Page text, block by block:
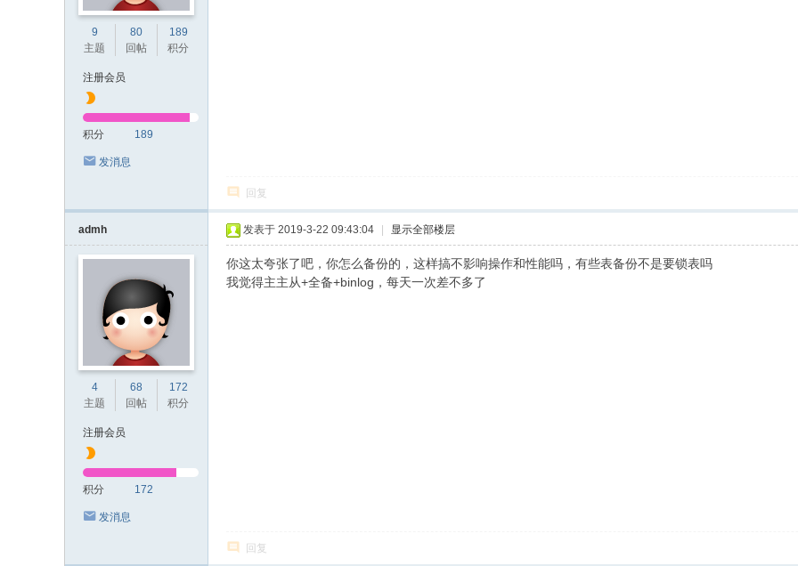
9
主题
80
回帖
189
积分
注册会员
积分 189
发消息
回复
admh
4
主题
68
回帖
172
积分
注册会员
积分 172
发消息
发表于 2019-3-22 09:43:04 显示全部楼层
你这太夸张了吧，你怎么备份的，这样搞不影响操作和性能吗，有些表备份不是要锁表吗
我觉得主主从+全备+binlog，每天一次差不多了
回复